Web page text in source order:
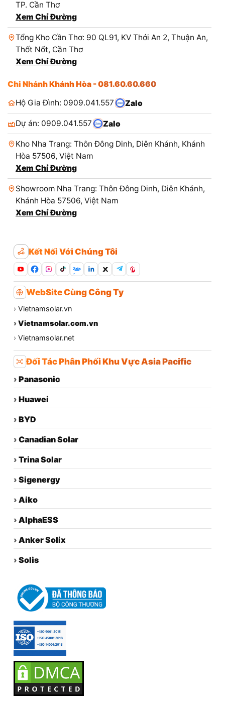
TP. Cần Thơ
Xem Chỉ Đường
Tổng Kho Cần Thơ: 90 QL91, KV Thới An 2, Thuận An,
Thốt Nốt, Cần Thơ
Xem Chỉ Đường
Chi Nhánh Khánh Hòa - 081.60.60.660
Hộ Gia Đình: 0909.041.557
Zalo
Dự án: 0909.041.557 Zalo
Kho Nha Trang: Thôn Đông Dinh, Diên Khánh, Khánh
Hòa 57506, Việt Nam
Xem Chỉ Đường
Showroom Nha Trang: Thôn Đông Dinh, Diên Khánh,
Khánh Hòa 57506, Việt Nam
Xem Chỉ Đường
Kết Nối Với Chúng Tôi
Zalo
WebSite Cùng Công Ty
› Vietnamsolar.vn
› Vietnamsolar.com.vn
› Vietnamsolar.net
Đối Tác Phân Phối Khu Vực Asia Pacific
› Panasonic
› Huawei
› BYD
› Canadian Solar
› Trina Solar
› Sigenergy
› Aiko
› AlphaESS
› Anker Solix
› Solis